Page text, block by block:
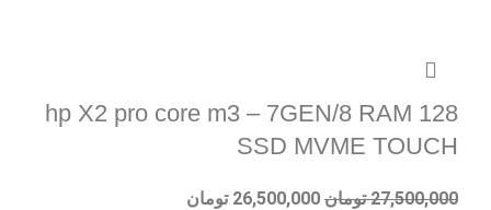
hp X2 pro core m3 – 7GEN/8 RAM 128
SSD MVME TOUCH
27,500,000 تومان 26,500,000 تومان